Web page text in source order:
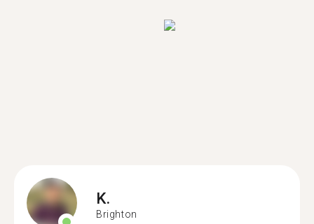
K.
Brighton